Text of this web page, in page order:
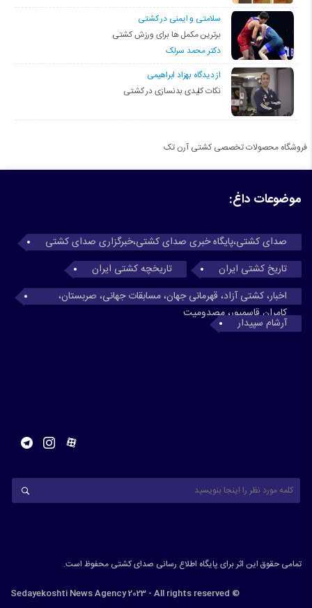
سلامتی و ایمنی در کشتی
برترین مکمل ها برای ورزش کشتی
دکتر محمد سرلک
از دیدگاه بهزاد ابراهیمی
نکات کلیدی بدنسازی در کشتی
فروشگاه محصولات تخصصی کشتی آرن تک
موضوعات داغ:
صدای کشتی،پایگاه خبری صدای کشتی،خبرگزاری صدای کشتی
تاریخ کشتی ایران
تاریخچه کشتی ایران
اخبار، کشتی آزاد، قهرمانی جهان، مسابقات جهانی، صربستان،
کامران قاسمپور، مصدومیت
آرشام سپیدار
تمامی حقوق این اثر برای پایگاه اطلاع رسانی صدای کشتی محفوظ است.
© Sedayekoshti News Agency 2023 - All rights reserved